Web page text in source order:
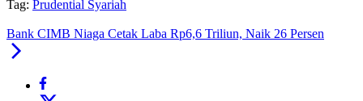
Tag: Prudential Syariah
Bank CIMB Niaga Cetak Laba Rp6,6 Triliun, Naik 26 Persen